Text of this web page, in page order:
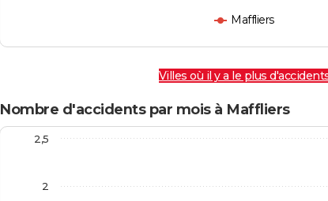
Maffliers
Villes où il y a le plus
Nombre d'accidents par mois à Maffliers
2
2,5